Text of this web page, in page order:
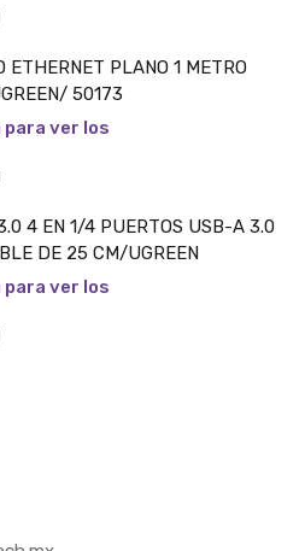
ETHERNET PLANO 1 METRO
50173
para ver los
4 EN 1/4 PUERTOS USB-A 3.0
DE 25 CM/UGREEN
para ver los